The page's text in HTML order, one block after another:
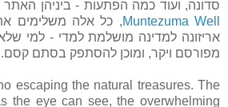
סדונה, ועוד כמה הפתעות - ביניהן
Muntezuma Well, כל אלה משלימים
אריזונה למדינה מושלמת למדי - למי
מפורסם ויקר, ומוכן להסתפק בסתם קסם.
escaping the natural treasures. The
the eye can see, the overwhelming